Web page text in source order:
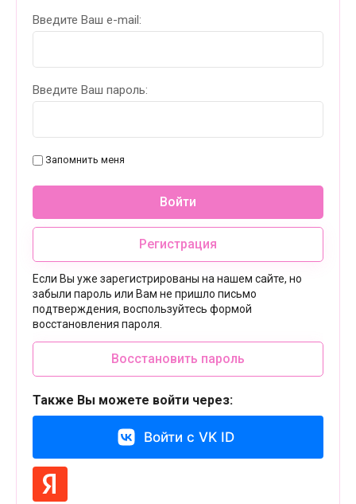
Введите Ваш e-mail:
Введите Ваш пароль:
Запомнить меня
Войти
Регистрация
Если Вы уже зарегистрированы на нашем сайте, но
забыли пароль или Вам не пришло письмо
подтверждения, воспользуйтесь формой
восстановления пароля.
Восстановить пароль
Также Вы можете войти через:
Войти с VK ID